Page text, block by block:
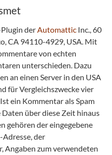
derAutomattic Inc., 60
CA 94110-4929, USA. Mit
von echten
unterschieden. Dazu
an einen Server in den USA
für Vergleichszwecke vier
ein Kommentar als Spam
über diese Zeit hinaus
gehören der eingegebene
Adresse, der
Angaben zum verwendeten